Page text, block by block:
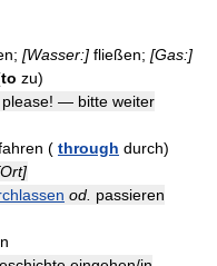
[Wasser:] fließen; [Gas:]
to zu)
— bitte weiter
( through durch)
od. passieren